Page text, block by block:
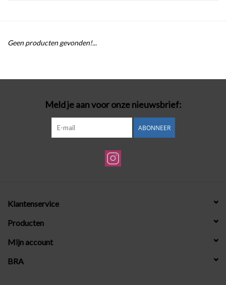
Badmode
Lingerie-accessoires
Cadeaubonnen
Geen producten gevonden!...
Meld je aan voor onze nieuwsbrief:
ABONNEER
Klantenservice
Producten
Mijn account
BRA